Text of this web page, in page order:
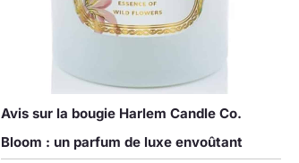
Avis sur la bougie Harlem Candle Co.
Bloom : un parfum de luxe envoûtant